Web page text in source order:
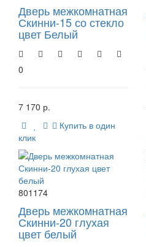
Дверь межкомнатная
Скинни-15 со стекло
цвет Белый
0
7 170 р.
Купить в один
клик
801174
Дверь межкомнатная
Скинни-20 глухая
цвет белый